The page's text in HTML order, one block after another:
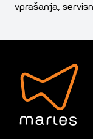
vprašanja,